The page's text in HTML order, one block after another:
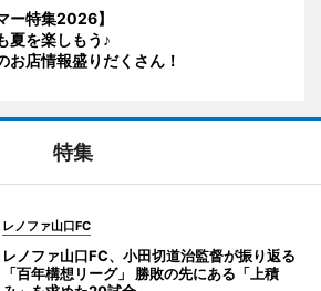
ー特集2026】
夏を楽しもう♪
お店情報盛りだくさん！
特集
レノファ山口FC
レノファ山口FC、小田切道治監督が振り返る
「百年構想リーグ」 勝敗の先にある「上積